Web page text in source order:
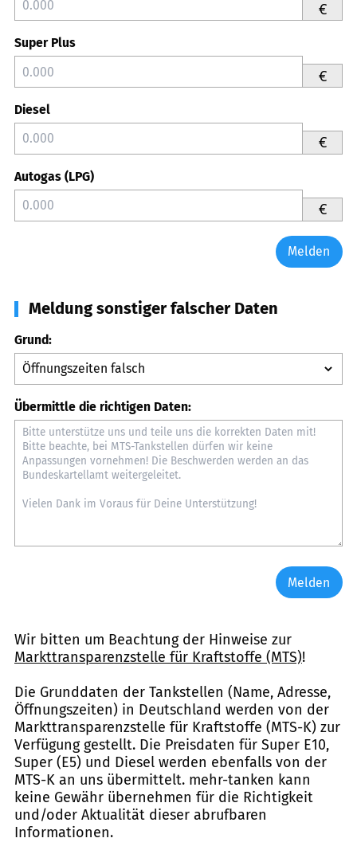
€
Super Plus
€
Diesel
€
Autogas (LPG)
€
Melden
Meldung sonstiger falscher Daten
Grund:
Übermittle die richtigen Daten:
Melden
Wir bitten um Beachtung der Hinweise zur
Markttransparenzstelle für Kraftstoffe (MTS)!
Die Grunddaten der Tankstellen (Name, Adresse,
Öffnungszeiten) in Deutschland werden von der
Markttransparenzstelle für Kraftstoffe (MTS-K) zur
Verfügung gestellt. Die Preisdaten für Super E10,
Super (E5) und Diesel werden ebenfalls von der
MTS-K an uns übermittelt. mehr-tanken kann
keine Gewähr übernehmen für die Richtigkeit
und/oder Aktualität dieser abrufbaren
Informationen.